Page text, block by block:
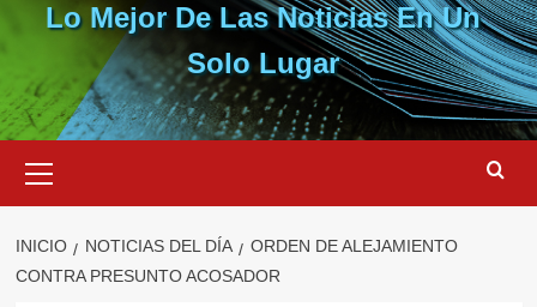
Lo Mejor De Las Noticias En Un
Solo Lugar
primario
INICIO NOTICIAS DEL DÍA
ORDEN DE ALEJAMIENTO
CONTRA PRESUNTO ACOSADOR